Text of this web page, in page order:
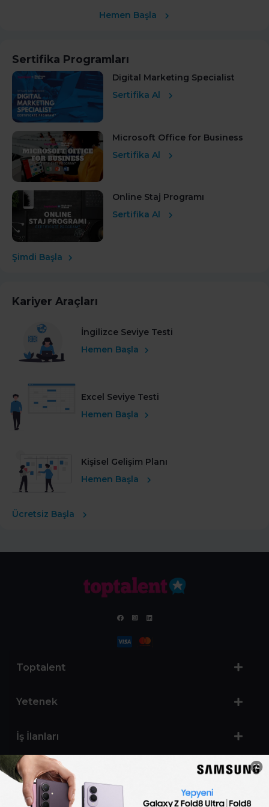
Hemen Başla
Sertifika Programları
Digital Marketing Specialist
Sertifika Al
Microsoft Office for Business
Sertifika Al
Online Staj Programı
Sertifika Al
Şimdi Başla
Kariyer Araçları
İngilizce Seviye Testi
Hemen Başla
Excel Seviye Testi
Hemen Başla
Kişisel Gelişim Planı
Hemen Başla
Ücretsiz Başla
Toptalent
Yetenek
İş İlanları
Sertifika Programları